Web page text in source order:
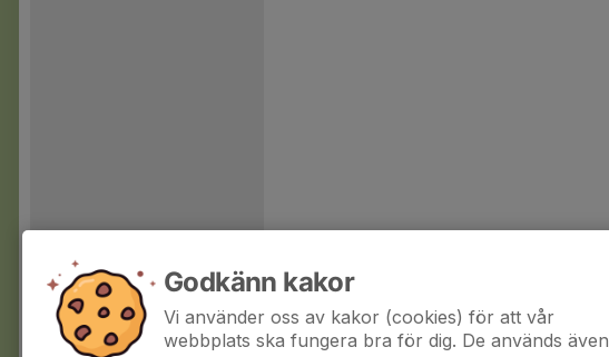
Godkänn kakor
Vi använder oss av kakor (cookies) för att vår
webbplats ska fungera bra för dig. De används även